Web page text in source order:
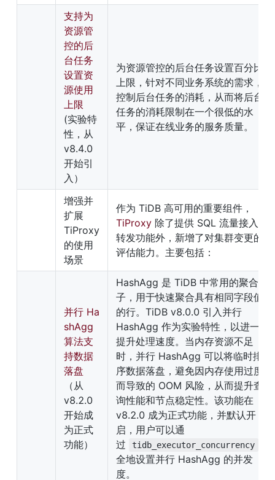
支持为
资源管
控的后
台任务
设置资
源使用
上限
(实验特
性，从
v8.4.0
开始引
入）
为资源管控的后台任务设置百分比
上限，针对不同业务系统的需求，
控制后台任务的消耗，从而将后台
任务的消耗限制在一个很低的水
平，保证在线业务的服务质量。
增强并
扩展
TiProxy
的使用
场景
作为 TiDB 高可用的重要组件，
TiProxy 除了提供 SQL 流量接入和
转发功能外，新增了对集群变更的
评估能力。主要包括：
并行 Ha
shAgg
算法支
持数据
落盘
（从
v8.2.0
开始成
为正式
功能）
HashAgg 是 TiDB 中常用的聚合算
子，用于快速聚合具有相同字段值
的行。TiDB v8.0.0 引入并行
HashAgg 作为实验特性，以进一步
提升处理速度。当内存资源不足
时，并行 HashAgg 可以将临时排
序数据落盘，避免因内存使用过度
而导致的 OOM 风险，从而提升查
询性能和节点稳定性。该功能在
v8.2.0 成为正式功能，并默认开
启，用户可以通
过
tidb_executor_concurrency
全地设置并行 HashAgg 的并发
度。